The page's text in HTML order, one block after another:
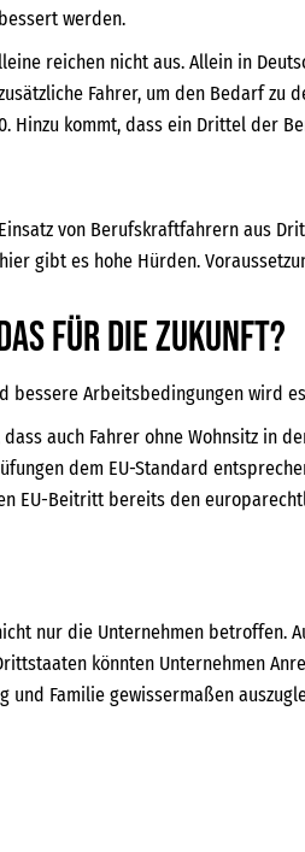
werden.
reichen nicht aus. Allein in
Fahrer, um den Bedarf zu
Hinzu kommt, dass ein Drittel der
von Berufskraftfahrern aus
gibt es hohe Hürden.
für die Zukunft?
bessere Arbeitsbedingungen wird
auch Fahrer ohne Wohnsitz in
dem EU-Standard
EU-Beitritt bereits den
nur die Unternehmen betroffen.
könnten Unternehmen
und Familie gewissermaßen